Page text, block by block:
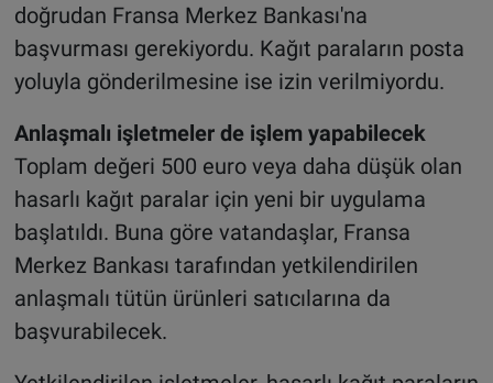
doğrudan Fransa Merkez Bankası'na
başvurması gerekiyordu. Kağıt paraların posta
yoluyla gönderilmesine ise izin verilmiyordu.
Anlaşmalı işletmeler de işlem yapabilecek
Toplam değeri 500 euro veya daha düşük olan
hasarlı kağıt paralar için yeni bir uygulama
başlatıldı. Buna göre vatandaşlar, Fransa
Merkez Bankası tarafından yetkilendirilen
anlaşmalı tütün ürünleri satıcılarına da
başvurabilecek.